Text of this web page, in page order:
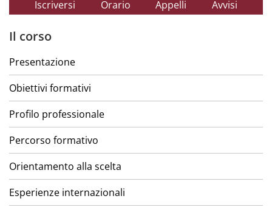
Iscriversi Orario Appelli Avvisi
Il corso
Presentazione
Obiettivi formativi
Profilo professionale
Percorso formativo
Orientamento alla scelta
Esperienze internazionali